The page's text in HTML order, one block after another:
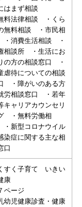
はまず相談
料法律相談 ・くら
無料相談 ・市民相
消費生活相談 ・
相談所 ・生活にお
の方の相談窓口 ・
虐待についての相談
・障がいのある方
労相談窓口 ・若年
キャリアカウンセリ
・無料労働相
新型コロナウイル
染症に関する主な相
口
すく子育て いきい
康
ページ
幼児健康診査・健康